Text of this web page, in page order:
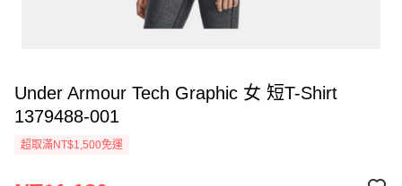
Under Armour Tech Graphic 女 短T-Shirt
1379488-001
超取滿NT$1,500免運